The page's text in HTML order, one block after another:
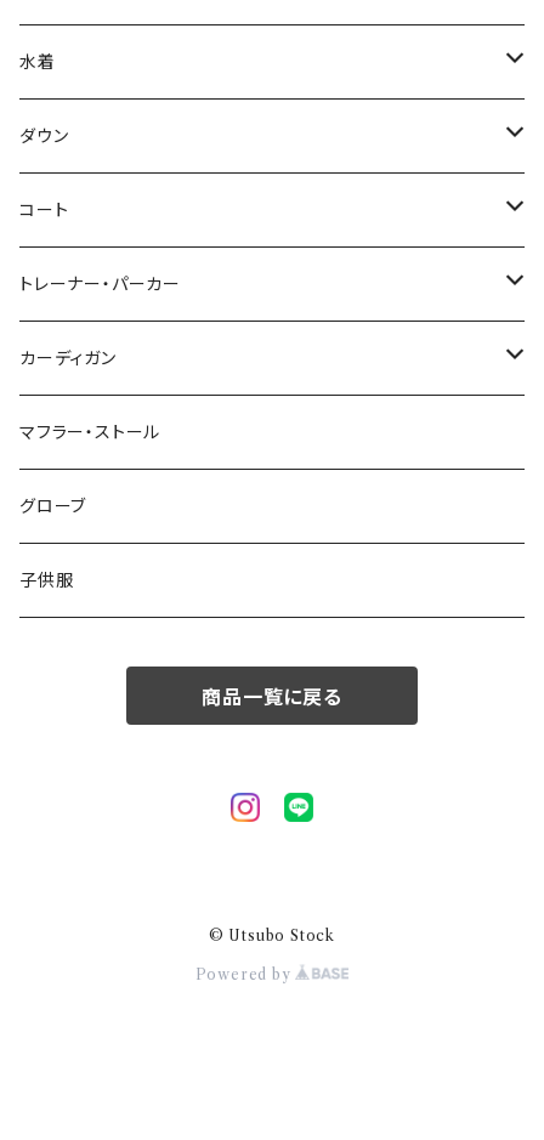
水着
～44/S
46/M
48/L
50/XL～
ダウン
～44/S
46/M
48/L
50/XL～
コート
～44/S
46/M
48/L
50/XL～
トレーナー・パーカー
～44/S
46/M
48/L
50/XL～
カーディガン
～44/S
46/M
48/L
マフラー・ストール
グローブ
子供服
商品一覧に戻る
© Utsubo Stock
Powered by